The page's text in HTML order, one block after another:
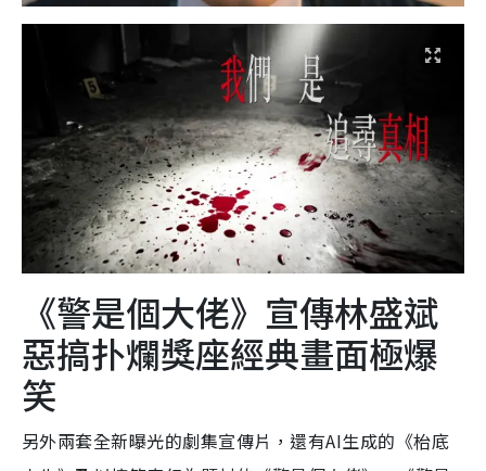
《警是個大佬》宣傳林盛斌
惡搞扑爛獎座經典畫面極爆
笑
另外兩套全新曝光的劇集宣傳片，還有AI生成的《枱底